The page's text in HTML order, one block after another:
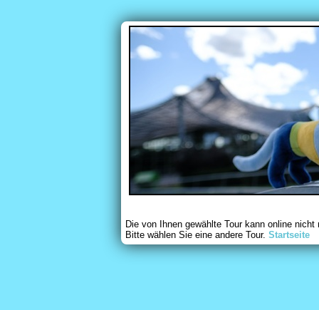
Die von Ihnen gewählte Tour kann online nicht
Bitte wählen Sie eine andere Tour. Startseite